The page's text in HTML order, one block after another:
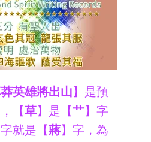
英雄將出山】是預
【草】是【艹】字
就是【蔣】字，為